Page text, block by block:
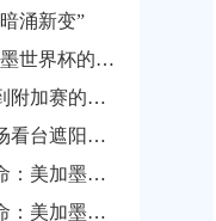
涌新变”
“供应链与赛场之间：美加墨世界杯的物流通关瓶颈”
《逆流之战：从亚洲第九到附加赛的涅槃之路》
午间西晒环境下李维斯球场看台遮阳性能实测与观赛热舒适影响分析
半自动越位判定的帧率革命：美加墨世界杯背后的实时影像解析技术
半自动越位判定的帧率革命：美加墨世界杯背后的实时影像解析技术